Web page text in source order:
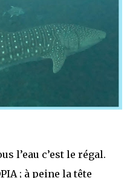
l’eau c’est le régal.
; à peine la tête